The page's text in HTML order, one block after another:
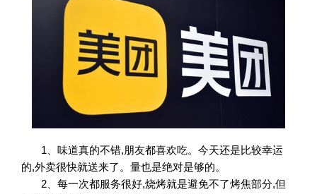
1、味道真的不错,朋友都喜欢吃。今天还是比较幸运
的,外卖很快就送来了。量也是绝对是够的。
2、每一次都服务很好,烧烤就是避免不了烤焦部分,但